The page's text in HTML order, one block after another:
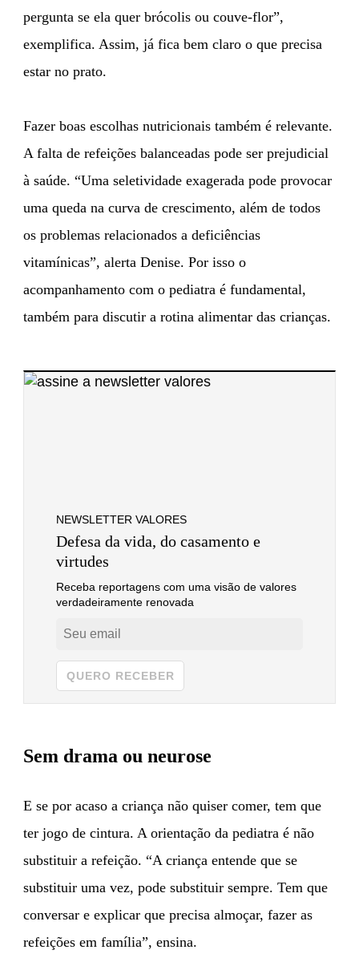
pergunta se ela quer brócolis ou couve-flor”,
exemplifica. Assim, já fica bem claro o que precisa
estar no prato.
Fazer boas escolhas nutricionais também é relevante.
A falta de refeições balanceadas pode ser prejudicial
à saúde. “Uma seletividade exagerada pode provocar
uma queda na curva de crescimento, além de todos
os problemas relacionados a deficiências
vitamínicas”, alerta Denise. Por isso o
acompanhamento com o pediatra é fundamental,
também para discutir a rotina alimentar das crianças.
NEWSLETTER VALORES
Defesa da vida, do casamento e
virtudes
Receba reportagens com uma visão de valores
verdadeiramente renovada
QUERO RECEBER
Sem drama ou neurose
E se por acaso a criança não quiser comer, tem que
ter jogo de cintura. A orientação da pediatra é não
substituir a refeição. “A criança entende que se
substituir uma vez, pode substituir sempre. Tem que
conversar e explicar que precisa almoçar, fazer as
refeições em família”, ensina.